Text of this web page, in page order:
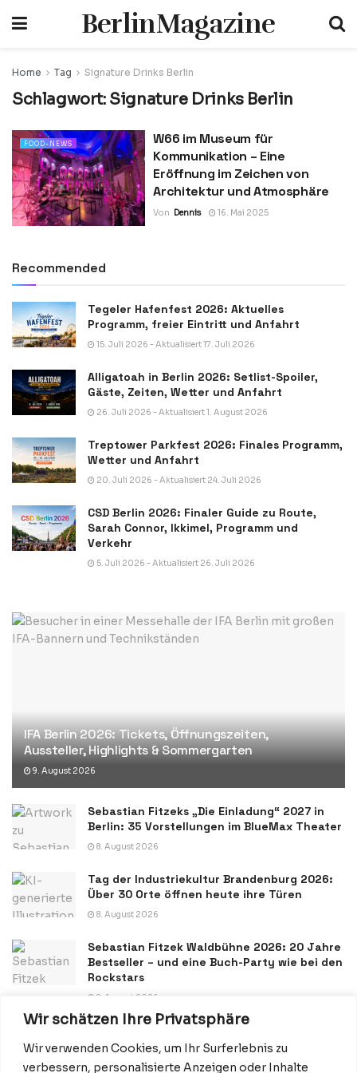
Wir schätzen Ihre Privatsphäre
Wir verwenden Cookies, um Ihr Surferlebnis zu
verbessern, personalisierte Anzeigen oder Inhalte
BerlinMagazine
Home Tag Signature Drinks Berlin
Schlagwort: Signature Drinks Berlin
FOOD-NEWS
W66 im Museum für
Kommunikation – Eine
Eröffnung im Zeichen von
Architektur und Atmosphäre
Von Dennis 16. Mai 2025
Recommended
Tegeler Hafenfest 2026: Aktuelles
Programm, freier Eintritt und Anfahrt
15. Juli 2026 - Aktualisiert 17. Juli 2026
Alligatoah in Berlin 2026: Setlist-Spoiler,
Gäste, Zeiten, Wetter und Anfahrt
26. Juli 2026 - Aktualisiert 1. August 2026
Treptower Parkfest 2026: Finales Programm,
Wetter und Anfahrt
20. Juli 2026 - Aktualisiert 24. Juli 2026
CSD Berlin 2026: Finaler Guide zu Route,
Sarah Connor, Ikkimel, Programm und
Verkehr
5. Juli 2026 - Aktualisiert 26. Juli 2026
IFA Berlin 2026: Tickets, Öffnungszeiten,
Aussteller, Highlights & Sommergarten
9. August 2026
Sebastian Fitzeks „Die Einladung“ 2027 in
Berlin: 35 Vorstellungen im BlueMax Theater
8. August 2026
Tag der Industriekultur Brandenburg 2026:
Über 30 Orte öffnen heute ihre Türen
8. August 2026
Sebastian Fitzek Waldbühne 2026: 20 Jahre
Bestseller – und eine Buch-Party wie bei den
Rockstars
8. August 2026